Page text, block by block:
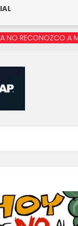
HERMANO”: LOS